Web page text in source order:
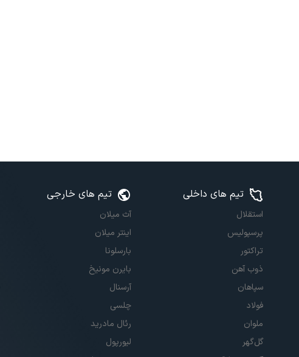
تیم های داخلی
استقلال
پرسپولیس
تراکتور
ذوب آهن
سپاهان
فولاد
ملوان
گل‌گهر
تیم های خارجی
آث میلان
اینتر میلان
بارسلونا
بایرن مونیخ
آرسنال
چلسی
رئال مادرید
لیورپول